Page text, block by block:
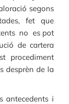
segons
fet que
no es pot
de cartera
procediment
desprèn de la
antecedents i